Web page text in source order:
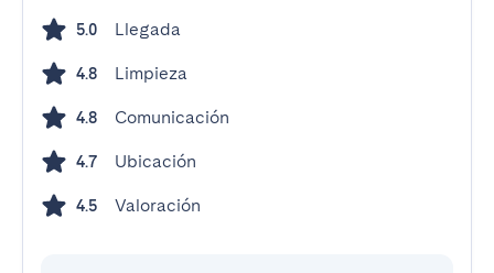
5.0 Llegada
4.8 Limpieza
4.8 Comunicación
4.7 Ubicación
4.5 Valoración